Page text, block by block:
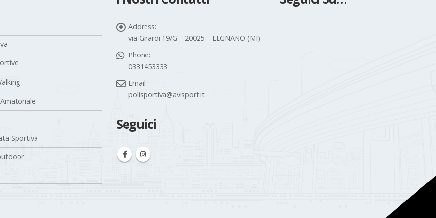
Sportiva
Address:
via Girardi 19/G – 20025 – LEGNANO (MI)
Phone:
0331453333
Email:
polisportiva@avisport.it
Seguici